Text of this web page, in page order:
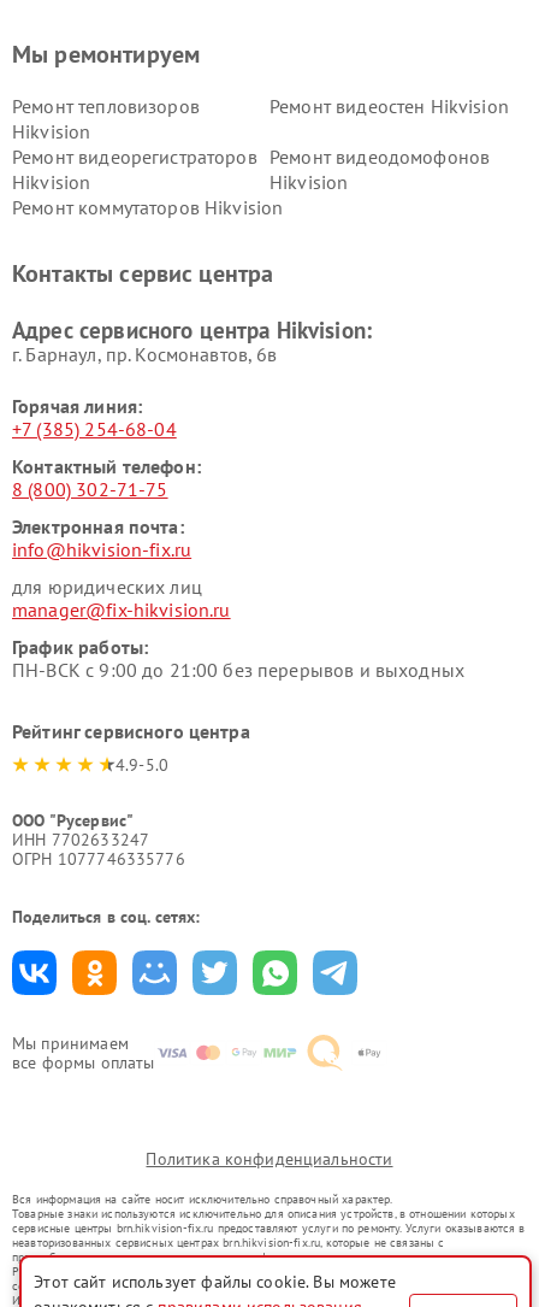
Мы принимаем
все формы оплаты
Мы ремонтируем
Ремонт тепловизоров
Hikvision
Ремонт видеостен Hikvision
Ремонт видеорегистраторов
Hikvision
Ремонт видеодомофонов
Hikvision
Ремонт коммутаторов Hikvision
Контакты сервис центра
Адрес сервисного центра Hikvision:
г. Барнаул, ​пр. Космонавтов, 6в
Горячая линия:
+7 (385) 254-68-04
Контактный телефон:
8 (800) 302-71-75
Электронная почта:
info@hikvision-fix.ru
для юридических лиц
manager@fix-hikvision.ru
График работы:
ПН-ВСК с 9:00 до 21:00 без перерывов и выходных
Рейтинг сервисного центра
4.9-5.0
ООО "Русервис"
ИНН 7702633247
ОГРН 1077746335776
Поделиться в соц. сетях:
Политика конфиденциальности
Вся информация на сайте носит исключительно справочный характер.
Товарные знаки используются исключительно для описания устройств, в отношении которых
сервисные центры brn.hikvision-fix.ru предоставляют услуги по ремонту. Услуги оказываются в
неавторизованных сервисных центрах brn.hikvision-fix.ru, которые не связаны с
правообладателями товарных знаков или их официальными представителями.
Ремонт осуществляется для устройств, уже введенных в гражданский оборот в соответствии
со статьей 1487 ГК РФ.
Использование товарных знаков не преследует цели индивидуализации услуг или введения
Этот сайт использует файлы cookie. Вы можете